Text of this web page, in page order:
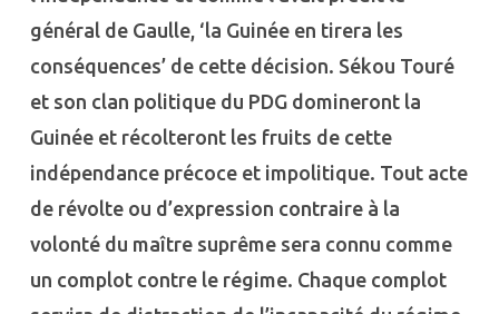
général de Gaulle, ‘la Guinée en tirera les
conséquences’ de cette décision. Sékou Touré
et son clan politique du PDG domineront la
Guinée et récolteront les fruits de cette
indépendance précoce et impolitique. Tout acte
de révolte ou d’expression contraire à la
volonté du maître suprême sera connu comme
un complot contre le régime. Chaque complot